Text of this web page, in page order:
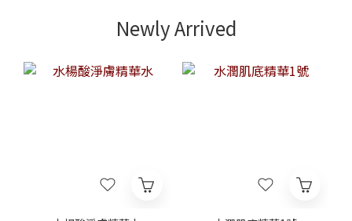
Newly Arrived